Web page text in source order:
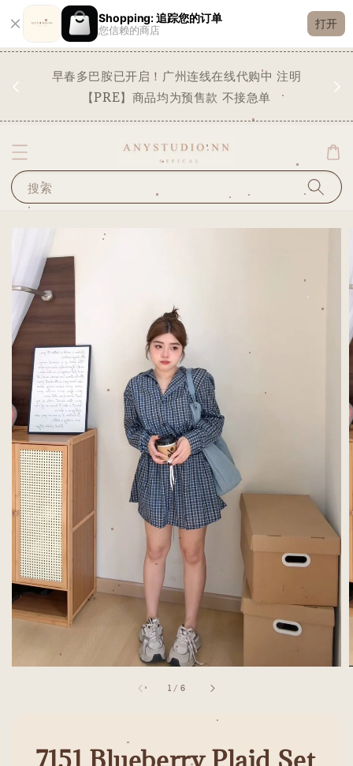
Shopping: 追踪您的订单
您信赖的商店
打开
早春多巴胺已开启！广州连线在线代购中 注明
【PRE】商品均为预售款 不接急单
搜索
1 / 6